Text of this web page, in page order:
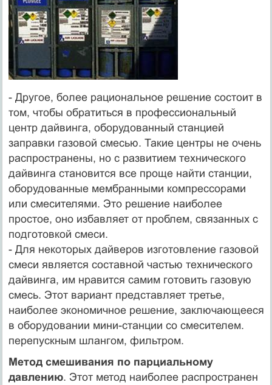
- Другое, более рациональное решение состоит в
том, чтобы обратиться в профессиональный
центр дайвинга, оборудованный станцией
заправки газовой смесью. Такие центры не очень
распространены, но с развитием технического
дайвинга становится все проще найти станции,
оборудованные мембранными компрессорами
или смесителями. Это решение наиболее
простое, оно избавляет от проблем, связанных с
подготовкой смеси.
- Для некоторых дайверов изготовление газовой
смеси является составной частью технического
дайвинга, им нравится самим готовить газовую
смесь. Этот вариант представляет третье,
наиболее экономичное решение, заключающееся
в оборудовании мини-станции со смесителем.
перепускным шлангом, фильтром.
Метод смешивания по парциальному
давлению. Этот метод наиболее распространен